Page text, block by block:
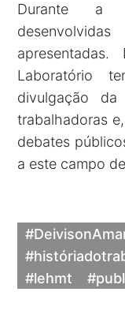
Durante a
Laboratório
divulgação
trabalhadoras
debates
a este campo
#lehmt